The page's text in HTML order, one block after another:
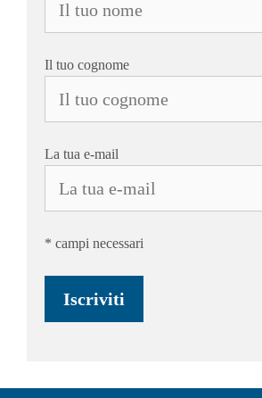
Il tuo cognome
La tua e-mail
* campi necessari